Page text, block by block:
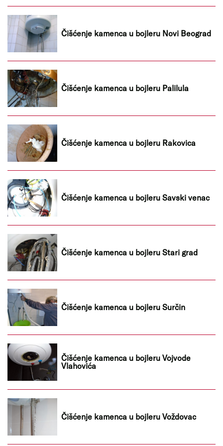
Čišćenje kamenca u bojleru Novi Beograd
Čišćenje kamenca u bojleru Palilula
Čišćenje kamenca u bojleru Rakovica
Čišćenje kamenca u bojleru Savski venac
Čišćenje kamenca u bojleru Stari grad
Čišćenje kamenca u bojleru Surčin
Čišćenje kamenca u bojleru Vojvode
Vlahovića
Čišćenje kamenca u bojleru Voždovac